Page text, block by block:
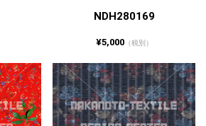
NDH280169
¥5,000（税別）